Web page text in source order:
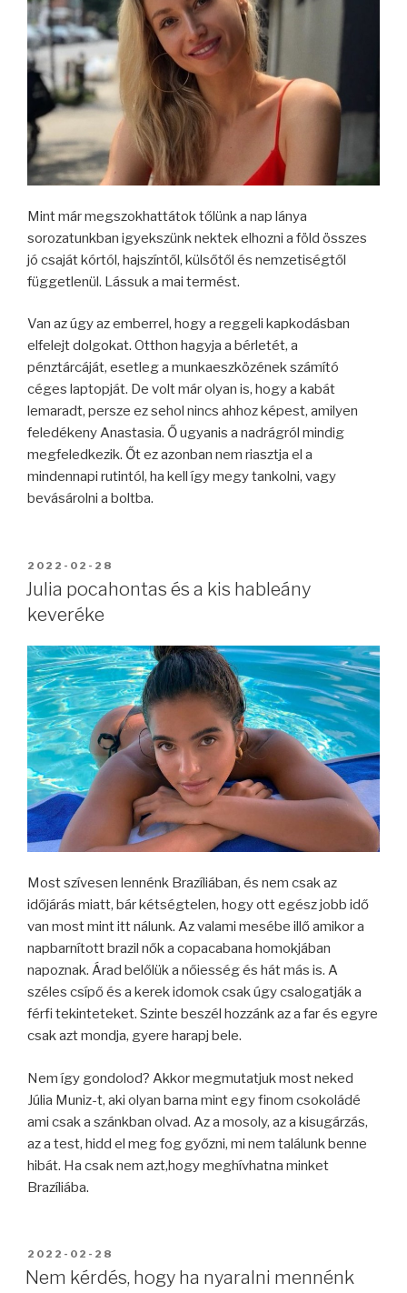
Mint már megszokhattátok tőlünk a nap lánya
sorozatunkban igyekszünk nektek elhozni a föld összes
jó csaját kórtól, hajszíntől, külsőtől és nemzetiségtől
függetlenül. Lássuk a mai termést.
Van az úgy az emberrel, hogy a reggeli kapkodásban
elfelejt dolgokat. Otthon hagyja a bérletét, a
pénztárcáját, esetleg a munkaeszközének számító
céges laptopját. De volt már olyan is, hogy a kabát
lemaradt, persze ez sehol nincs ahhoz képest, amilyen
feledékeny Anastasia. Ő ugyanis a nadrágról mindig
megfeledkezik. Őt ez azonban nem riasztja el a
mindennapi rutintól, ha kell így megy tankolni, vagy
bevásárolni a boltba.
BEKÜLDVE:
2022-02-28
Julia pocahontas és a kis hableány
keveréke
Most szívesen lennénk Brazíliában, és nem csak az
időjárás miatt, bár kétségtelen, hogy ott egész jobb idő
van most mint itt nálunk. Az valami mesébe illő amikor a
napbarnított brazil nők a copacabana homokjában
napoznak. Árad belőlük a nőiesség és hát más is. A
széles csípő és a kerek idomok csak úgy csalogatják a
férfi tekinteteket. Szinte beszél hozzánk az a far és egyre
csak azt mondja, gyere harapj bele.
Nem így gondolod? Akkor megmutatjuk most neked
Júlia Muniz-t, aki olyan barna mint egy finom csokoládé
ami csak a szánkban olvad. Az a mosoly, az a kisugárzás,
az a test, hidd el meg fog győzni, mi nem találunk benne
hibát. Ha csak nem azt,hogy meghívhatna minket
Brazíliába.
BEKÜLDVE:
2022-02-28
Nem kérdés, hogy ha nyaralni mennénk